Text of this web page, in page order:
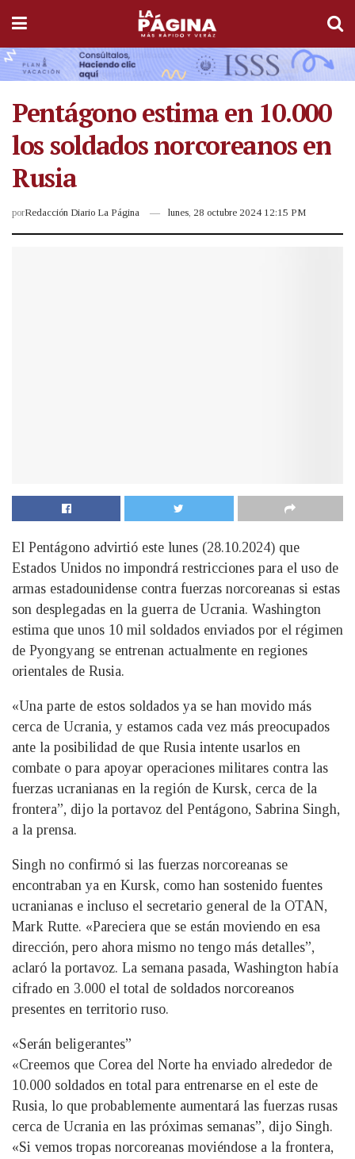
Pentágono estima en 10.000
los soldados norcoreanos en
Rusia
porRedacción Diario La Página lunes, 28 octubre 2024 12:15 PM
El Pentágono advirtió este lunes (28.10.2024) que
Estados Unidos no impondrá restricciones para el uso de
armas estadounidense contra fuerzas norcoreanas si estas
son desplegadas en la guerra de Ucrania. Washington
estima que unos 10 mil soldados enviados por el régimen
de Pyongyang se entrenan actualmente en regiones
orientales de Rusia.
«Una parte de estos soldados ya se han movido más
cerca de Ucrania, y estamos cada vez más preocupados
ante la posibilidad de que Rusia intente usarlos en
combate o para apoyar operaciones militares contra las
fuerzas ucranianas en la región de Kursk, cerca de la
frontera”, dijo la portavoz del Pentágono, Sabrina Singh,
a la prensa.
Singh no confirmó si las fuerzas norcoreanas se
encontraban ya en Kursk, como han sostenido fuentes
ucranianas e incluso el secretario general de la OTAN,
Mark Rutte. «Pareciera que se están moviendo en esa
dirección, pero ahora mismo no tengo más detalles”,
aclaró la portavoz. La semana pasada, Washington había
cifrado en 3.000 el total de soldados norcoreanos
presentes en territorio ruso.
«Serán beligerantes”
«Creemos que Corea del Norte ha enviado alrededor de
10.000 soldados en total para entrenarse en el este de
Rusia, lo que probablemente aumentará las fuerzas rusas
cerca de Ucrania en las próximas semanas”, dijo Singh.
«Si vemos tropas norcoreanas moviéndose a la frontera,